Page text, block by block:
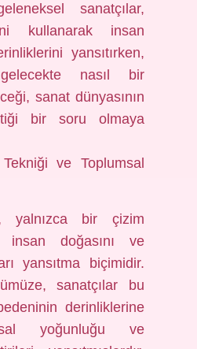
sanatçılar,
kullanarak insan
yansıtırken,
nasıl bir
sanat dünyasının
bir soru olmaya
ve Toplumsal
yalnızca bir çizim
insan doğasını ve
yansıtma biçimidir.
sanatçılar bu
derinliklerine
yoğunluğu ve